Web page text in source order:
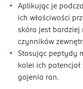
Aplikując je
ich właściwości
skóra jest bardziej
czynników
Stosując peptydy
kolei ich
gojenia ran.